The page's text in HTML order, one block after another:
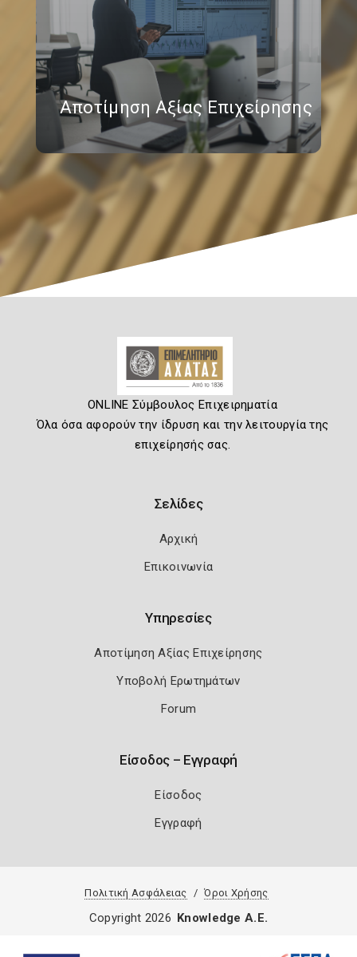
Αποτίμηση Αξίας Επιχείρησης
ONLINE Σύμβουλος Επιχειρηματία
Όλα όσα αφορούν την ίδρυση και την λειτουργία της
επιχείρησής σας.
Σελίδες
Αρχική
Επικοινωνία
Υπηρεσίες
Αποτίμηση Αξίας Επιχείρησης
Υποβολή Ερωτημάτων
Forum
Είσοδος – Εγγραφή
Είσοδος
Εγγραφή
Πολιτική Ασφάλειας Όροι Χρήσης
Copyright 2026 Knowledge A.E.